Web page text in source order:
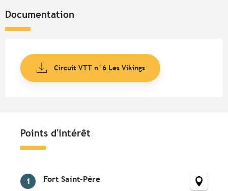
Documentation
Circuit VTT n°6 Les Vikings
Points d'intérêt
1 Fort Saint-Père